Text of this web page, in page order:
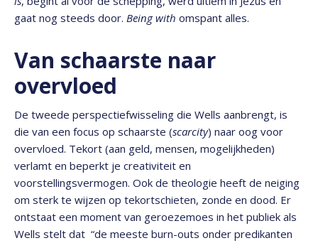
gaat nog steeds door. Being with omspant alles.
Van schaarste naar
overvloed
De tweede perspectiefwisseling die Wells aanbrengt, is
die van een focus op schaarste (scarcity) naar oog voor
overvloed. Tekort (aan geld, mensen, mogelijkheden)
verlamt en beperkt je creativiteit en
voorstellingsvermogen. Ook de theologie heeft de neiging
om sterk te wijzen op tekortschieten, zonde en dood. Er
ontstaat een moment van geroezemoes in het publiek als
Wells stelt dat “de meeste burn-outs onder predikanten